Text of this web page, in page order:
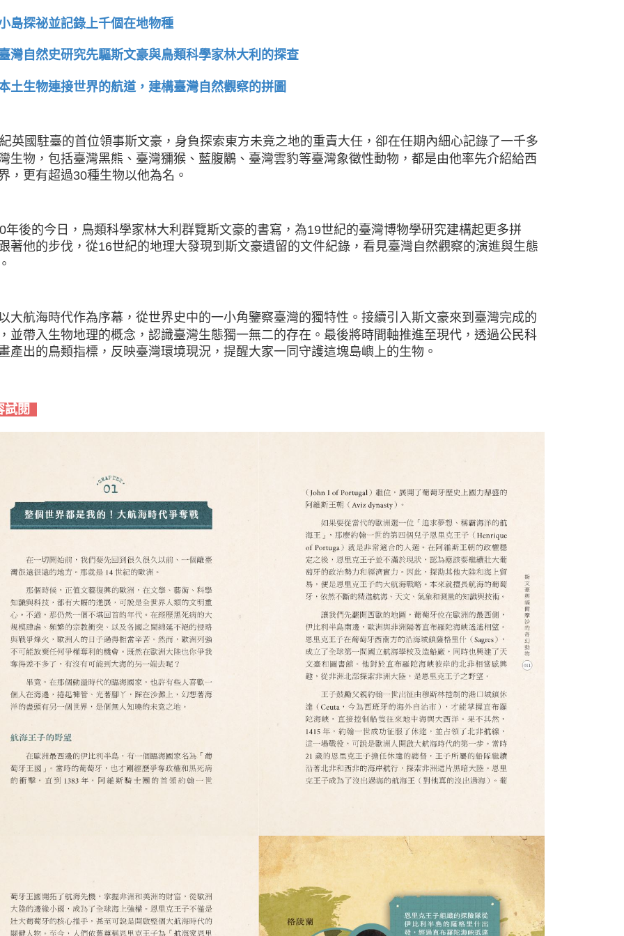
島探祕並記錄上千個在地物種
灣自然史研究先驅斯文豪與鳥類科學家林大利的探查
土生物連接世界的航道，建構臺灣自然觀察的拼圖
英國駐臺的首位領事斯文豪，身負探索東方未竟之地的重責大任，卻在任期內細心記錄了一千多
生物，包括臺灣黑熊、臺灣獼猴、藍腹鷴、臺灣雲豹等臺灣象徵性動物，都是由他率先介紹給西
，更有超過30種生物以他為名。
年後的今日，鳥類科學家林大利群覽斯文豪的書寫，為19世紀的臺灣博物學研究建構起更多拼
著他的步伐，從16世紀的地理大發現到斯文豪遺留的文件紀錄，看見臺灣自然觀察的演進與生態
大航海時代作為序幕，從世界史中的一小角鑒察臺灣的獨特性。接續引入斯文豪來到臺灣完成的
並帶入生物地理的概念，認識臺灣生態獨一無二的存在。最後將時間軸推進至現代，透過公民科
產出的鳥類指標，反映臺灣環境現況，提醒大家一同守護這塊島嶼上的生物。
閱